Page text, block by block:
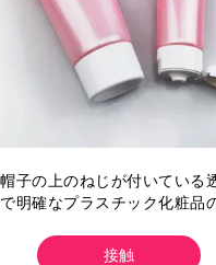
帽子の上のねじが付いている
で明確なプラスチック化粧品
接触